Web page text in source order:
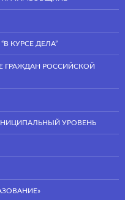
КУРСЕ ДЕЛА”
ГРАЖДАН РОССИЙСКОЙ
УРОВЕНЬ